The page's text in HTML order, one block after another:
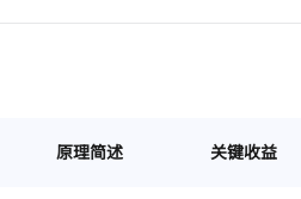
原理简述 关键收益